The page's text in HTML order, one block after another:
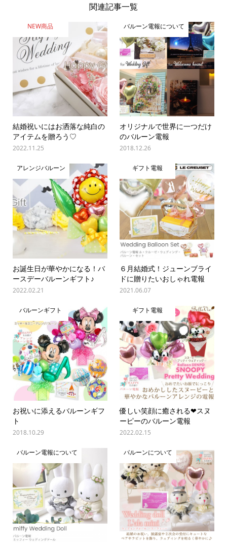
関連記事一覧
NEW商品
結婚祝いにはお洒落な純白の
アイテムを贈ろう♡
2022.11.25
バルーン電報について
オリジナルで世界に一つだけ
のバルーン電報
2018.12.26
アレンジバルーン
お誕生日が華やかになる！バ
ースデーバルーンギフト♪
2022.02.21
ギフト電報
６月結婚式！ジューンブライ
ドに贈りたいおしゃれ電報
2021.06.07
バルーンギフト
お祝いに添えるバルーンギフ
ト
2018.10.29
ギフト電報
優しい笑顔に癒される❤スヌ
ーピーのバルーン電報
2022.02.15
バルーン電報について バルーンについて